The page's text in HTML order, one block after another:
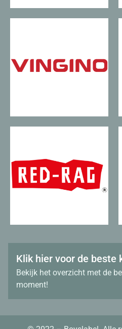
Klik hier voor de beste
Bekijk het overzicht met de
moment!